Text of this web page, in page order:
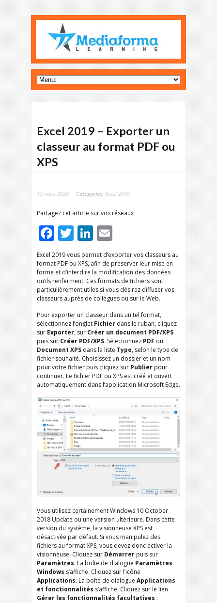
Excel 2019 – Exporter un
classeur au format PDF ou
XPS
13 mars 2020 Categories: Excel 2019
Partagez cet article sur vos réseaux
Facebook
TwitterLinkedIn
Excel 2019 vous permet d’exporter vos classeurs au
format PDF ou XPS, afin de préserver leur mise en
forme et d’interdire la modification des données
qu’ils renferment. Ces formats de fichiers sont
particulièrement utiles si vous désirez diffuser vos
classeurs auprès de collègues ou sur le Web.
Pour exporter un classeur dans un tel format,
sélectionnez l’onglet Fichier dans le ruban, cliquez
sur Exporter, sur Créer un document PDF/XPS
puis sur Créer PDF/XPS. Sélectionnez PDF ou
Document XPS dans la liste Type, selon le type de
fichier souhaité. Choisissez un dossier et un nom
pour votre fichier puis cliquez sur Publier pour
continuer. Le fichier PDF ou XPS est créé et ouvert
automatiquement dans l’application Microsoft Edge.
Vous utilisez certainement Windows 10 October
2018 Update ou une version ultérieure. Dans cette
version du système, la visionneuse XPS est
désactivée par défaut. Si vous manipulez des
fichiers au format XPS, vous devez donc activer la
visionneuse. Cliquez sur Démarrer puis sur
Paramètres. La boîte de dialogue Paramètres
Windows s’affiche. Cliquez sur l’icône
Applications. La boîte de dialogue Applications
et fonctionnalités s’affiche. Cliquez sur le lien
Gérer les fonctionnalités facultatives :